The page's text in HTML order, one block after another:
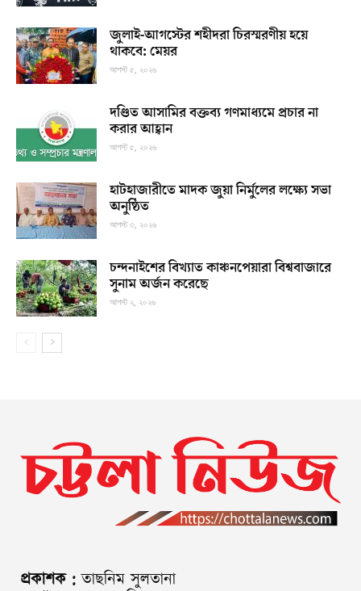
জুলাই-আগস্টের শহীদরা চিরস্মরণীয় হয়ে
থাকবে: মেয়র
আগস্ট ৫, ২০২৬
দণ্ডিত আসামির বক্তব্য গণমাধ্যমে প্রচার না
করার আহ্বান
আগস্ট ৫, ২০২৬
হাটহাজারীতে মাদক জুয়া নির্মুলের লক্ষ্যে সভা
অনুষ্ঠিত
আগস্ট ৩, ২০২৬
চন্দনাইশের বিখ্যাত কাঞ্চনপেয়ারা বিশ্ববাজারে
সুনাম অর্জন করেছে
আগস্ট ২, ২০২৬
প্রকাশক : তাছনিম সুলতানা